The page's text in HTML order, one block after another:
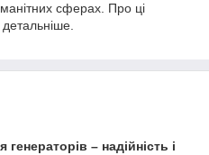
сферах. Про ці
– надійність і